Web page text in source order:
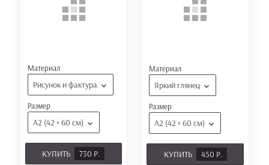
Материал
Рисунок и фактура
Размер
А2 (42 × 60 см)
КУПИТЬ 730 Р.
Материал
Яркий глянец
Размер
А2 (42 × 60 см)
КУПИТЬ 450 Р.